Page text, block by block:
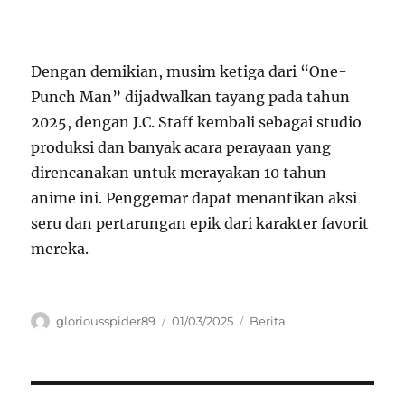
Dengan demikian, musim ketiga dari “One-
Punch Man” dijadwalkan tayang pada tahun
2025, dengan J.C. Staff kembali sebagai studio
produksi dan banyak acara perayaan yang
direncanakan untuk merayakan 10 tahun
anime ini. Penggemar dapat menantikan aksi
seru dan pertarungan epik dari karakter favorit
mereka.
Author
gloriousspider89
Posted
01/03/2025 Categories
Berita